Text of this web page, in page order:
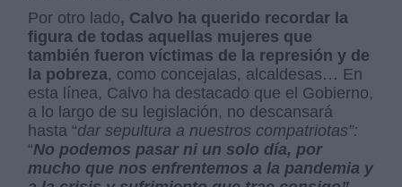
Por otro lado, Calvo ha querido recordar la
figura de todas aquellas mujeres que
también fueron víctimas de la represión y de
la pobreza, como concejalas, alcaldesas… En
esta línea, Calvo ha destacado que el Gobierno,
a lo largo de su legislación, no descansará
hasta “dar sepultura a nuestros compatriotas”:
“No podemos pasar ni un solo día, por
mucho que nos enfrentemos a la pandemia y